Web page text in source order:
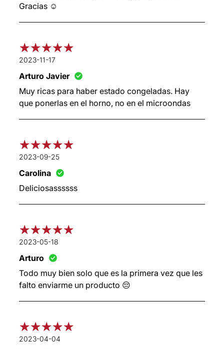
Gracias ☺️
2023-11-17
Arturo Javier
Muy ricas para haber estado congeladas. Hay
que ponerlas en el horno, no en el microondas
2023-09-25
Carolina
Deliciosassssss
2023-05-18
Arturo
Todo muy bien solo que es la primera vez que les
falto enviarme un producto 😔
2023-04-04